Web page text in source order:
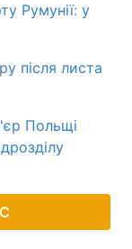
Румунії: у
після листа
Польщі